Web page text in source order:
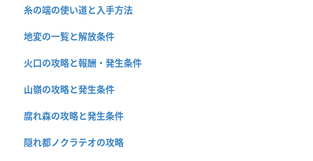
糸の端の使い道と入手方法
地変の一覧と解放条件
火口の攻略と報酬・発生条件
山嶺の攻略と発生条件
腐れ森の攻略と発生条件
隠れ都ノクラテオの攻略